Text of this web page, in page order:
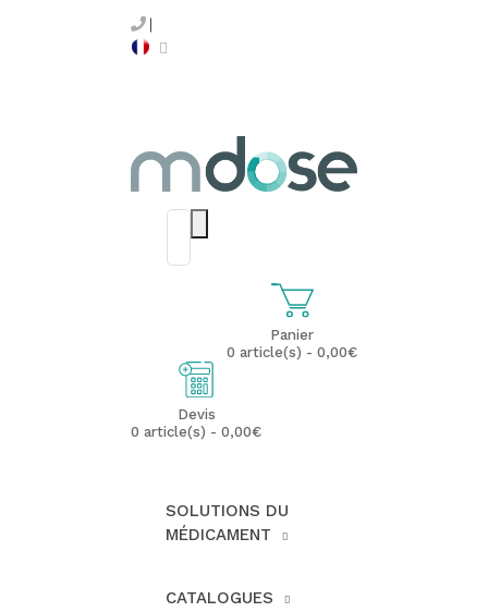
Panier
0 article(s) - 0,00€
Devis
0 article(s) - 0,00€
SOLUTIONS DU
MÉDICAMENT
CATALOGUES